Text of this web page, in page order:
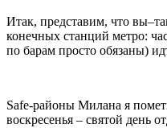
Итак, представим, что
конечных станций метро:
по барам просто обязаны)
Safe-районы Милана я
воскресенья – святой день